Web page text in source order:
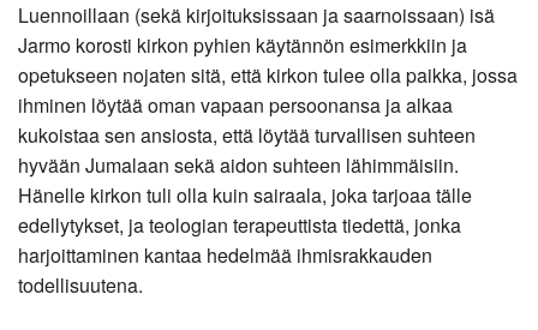
Luennoillaan (sekä kirjoituksissaan ja saarnoissaan) isä
Jarmo korosti kirkon pyhien käytännön esimerkkiin ja
opetukseen nojaten sitä, että kirkon tulee olla paikka, jossa
ihminen löytää oman vapaan persoonansa ja alkaa
kukoistaa sen ansiosta, että löytää turvallisen suhteen
hyvään Jumalaan sekä aidon suhteen lähimmäisiin.
Hänelle kirkon tuli olla kuin sairaala, joka tarjoaa tälle
edellytykset, ja teologian terapeuttista tiedettä, jonka
harjoittaminen kantaa hedelmää ihmisrakkauden
todellisuutena.